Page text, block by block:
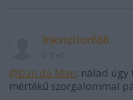
Inkvizítor666
@Dan da Man: nálad
mértékű szorgalommal